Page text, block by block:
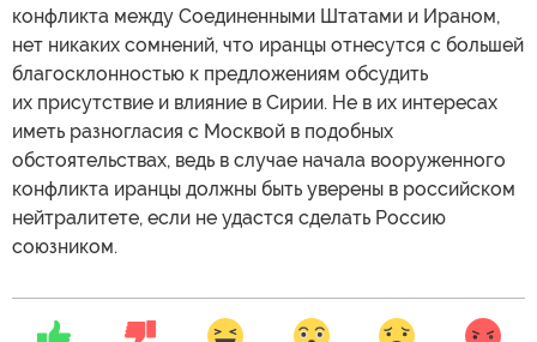
конфликта между Соединенными Штатами и Ираном,
нет никаких сомнений, что иранцы отнесутся с большей
благосклонностью к предложениям обсудить
их присутствие и влияние в Сирии. Не в их интересах
иметь разногласия с Москвой в подобных
обстоятельствах, ведь в случае начала вооруженного
конфликта иранцы должны быть уверены в российском
нейтралитете, если не удастся сделать Россию
союзником.